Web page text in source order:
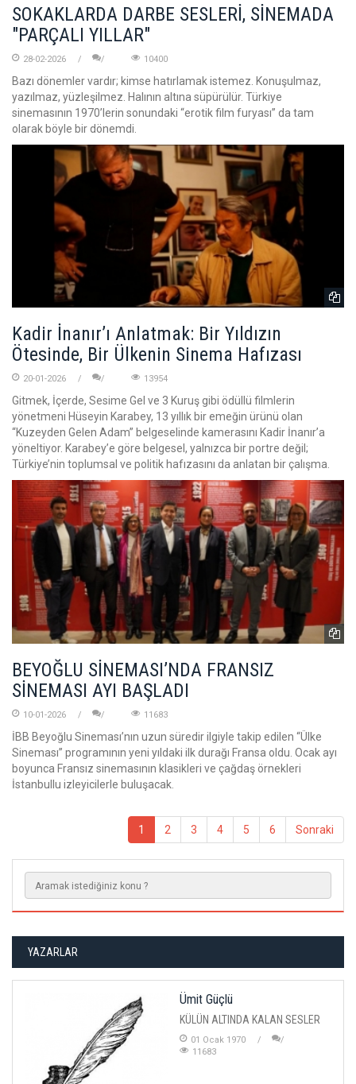
SOKAKLARDA DARBE SESLERİ, SİNEMADA
"PARÇALI YILLAR"
28-02-2026 10400
Bazı dönemler vardır; kimse hatırlamak istemez. Konuşulmaz,
yazılmaz, yüzleşilmez. Halının altına süpürülür. Türkiye
sinemasının 1970’lerin sonundaki “erotik film furyası” da tam
olarak böyle bir dönemdi.
Kadir İnanır’ı Anlatmak: Bir Yıldızın
Ötesinde, Bir Ülkenin Sinema Hafızası
20-01-2026 13954
Gitmek, İçerde, Sesime Gel ve 3 Kuruş gibi ödüllü filmlerin
yönetmeni Hüseyin Karabey, 13 yıllık bir emeğin ürünü olan
“Kuzeyden Gelen Adam” belgeselinde kamerasını Kadir İnanır’a
yöneltiyor. Karabey’e göre belgesel, yalnızca bir portre değil;
Türkiye’nin toplumsal ve politik hafızasını da anlatan bir çalışma.
BEYOĞLU SİNEMASI’NDA FRANSIZ
SİNEMASI AYI BAŞLADI
10-01-2026 11683
İBB Beyoğlu Sineması’nın uzun süredir ilgiyle takip edilen “Ülke
Sineması” programının yeni yıldaki ilk durağı Fransa oldu. Ocak ayı
boyunca Fransız sinemasının klasikleri ve çağdaş örnekleri
İstanbullu izleyicilerle buluşacak.
1 2 3 4 5 6 Sonraki
YAZARLAR
Ümit Güçlü
KÜLÜN ALTINDA KALAN SESLER
01 Ocak 1970
11683